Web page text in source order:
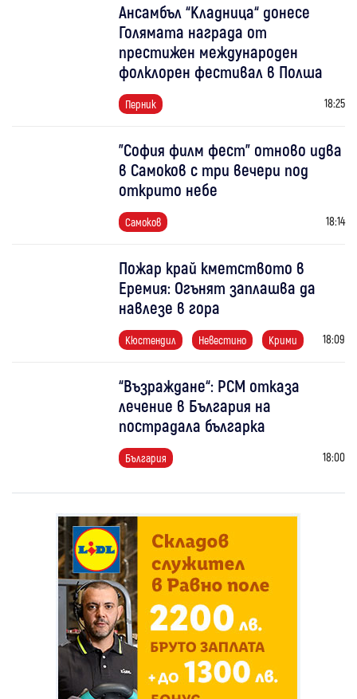
Ансамбъл “Кладница“ донесе
Голямата награда от
престижен международен
фолклорен фестивал в Полша
Перник 18:25
"София филм фест" отново идва
в Самоков с три вечери под
открито небе
Самоков 18:14
Пожар край кметството в
Еремия: Огънят заплашва да
навлезе в гора
Кюстендил Невестино Крими 18:09
“Възраждане“: РСМ отказа
лечение в България на
пострадала българка
България 18:00